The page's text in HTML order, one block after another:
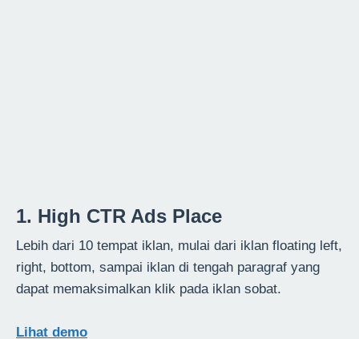
1. High CTR Ads Place
Lebih dari 10 tempat iklan, mulai dari iklan floating left,
right, bottom, sampai iklan di tengah paragraf yang
dapat memaksimalkan klik pada iklan sobat.
Lihat demo